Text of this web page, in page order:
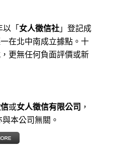
以「 女人徵信社 」登記成
在北中南成立據點。十
更無任何負面評價或新
或女人徵信有限公司 ，
本公司無關。